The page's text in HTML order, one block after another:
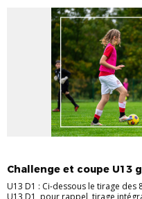
Challenge et coupe U13
U13 D1 : Ci-dessous le tirage
U13 D1, pour rappel, tirage